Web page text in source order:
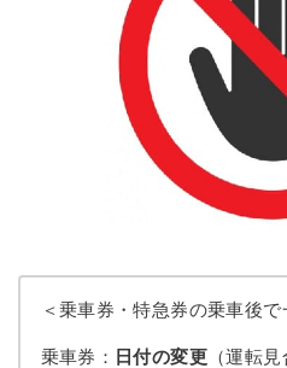
＜乗車券・特急券の乗車後
乗車券： 日付の変更 （運転